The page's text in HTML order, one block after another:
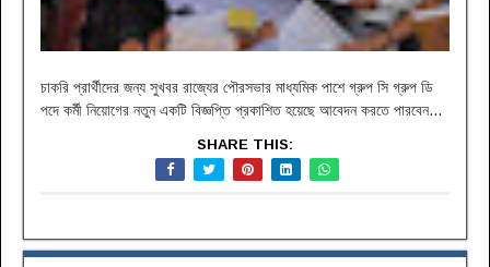
চাকরি প্রার্থীদের জন্য সুখবর রাজ্যের পৌরসভার মাধ্যমিক পাশে গ্রুপ সি গ্রুপ ডি
পদে কর্মী নিয়োগের নতুন একটি বিজ্ঞপ্তি প্রকাশিত হয়েছে আবেদন করতে পারবেন...
SHARE THIS: